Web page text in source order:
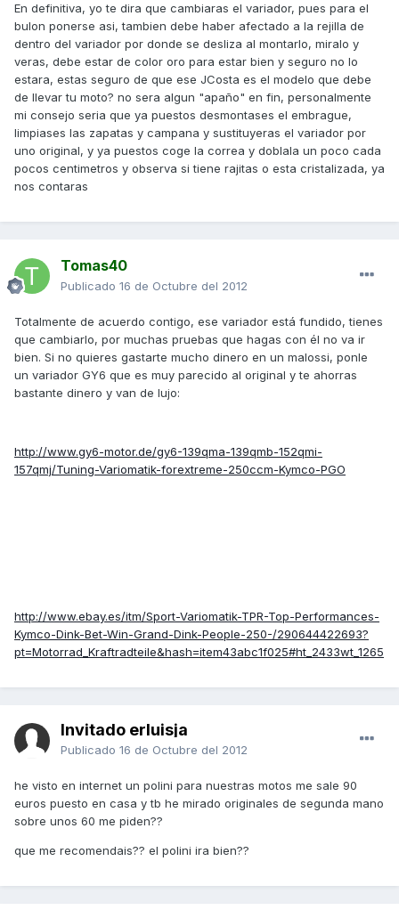
En definitiva, yo te dira que cambiaras el variador, pues para el
bulon ponerse asi, tambien debe haber afectado a la rejilla de
dentro del variador por donde se desliza al montarlo, miralo y
veras, debe estar de color oro para estar bien y seguro no lo
estara, estas seguro de que ese JCosta es el modelo que debe
de llevar tu moto? no sera algun "apaño" en fin, personalmente
mi consejo seria que ya puestos desmontases el embrague,
limpiases las zapatas y campana y sustituyeras el variador por
uno original, y ya puestos coge la correa y doblala un poco cada
pocos centimetros y observa si tiene rajitas o esta cristalizada, ya
nos contaras
Tomas40
Publicado 16 de Octubre del 2012
Totalmente de acuerdo contigo, ese variador está fundido, tienes
que cambiarlo, por muchas pruebas que hagas con él no va ir
bien. Si no quieres gastarte mucho dinero en un malossi, ponle
un variador GY6 que es muy parecido al original y te ahorras
bastante dinero y van de lujo:
http://www.gy6-motor.de/gy6-139qma-139qmb-152qmi-
157qmj/Tuning-Variomatik-forextreme-250ccm-Kymco-PGO
http://www.ebay.es/itm/Sport-Variomatik-TPR-Top-Performances-
Kymco-Dink-Bet-Win-Grand-Dink-People-250-/290644422693?
pt=Motorrad_Kraftradteile&hash=item43abc1f025#ht_2433wt_1265
Invitado erluisja
Publicado 16 de Octubre del 2012
he visto en internet un polini para nuestras motos me sale 90
euros puesto en casa y tb he mirado originales de segunda mano
sobre unos 60 me piden??
que me recomendais?? el polini ira bien??